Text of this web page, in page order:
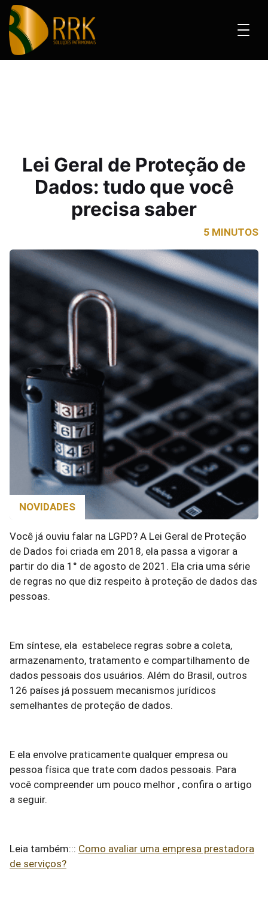
Lei Geral de Proteção de
Dados: tudo que você
precisa saber
5 MINUTOS
NOVIDADES
Você já ouviu falar na LGPD? A Lei Geral de Proteção
de Dados foi criada em 2018, ela passa a vigorar a
partir do dia 1° de agosto de 2021. Ela cria uma série
de regras no que diz respeito à proteção de dados das
pessoas.
Em síntese, ela estabelece regras sobre a coleta,
armazenamento, tratamento e compartilhamento de
dados pessoais dos usuários. Além do Brasil, outros
126 países já possuem mecanismos jurídicos
semelhantes de proteção de dados.
E ela envolve praticamente qualquer empresa ou
pessoa física que trate com dados pessoais. Para
você compreender um pouco melhor , confira o artigo
a seguir.
Leia também::: Como avaliar uma empresa prestadora
de serviços?